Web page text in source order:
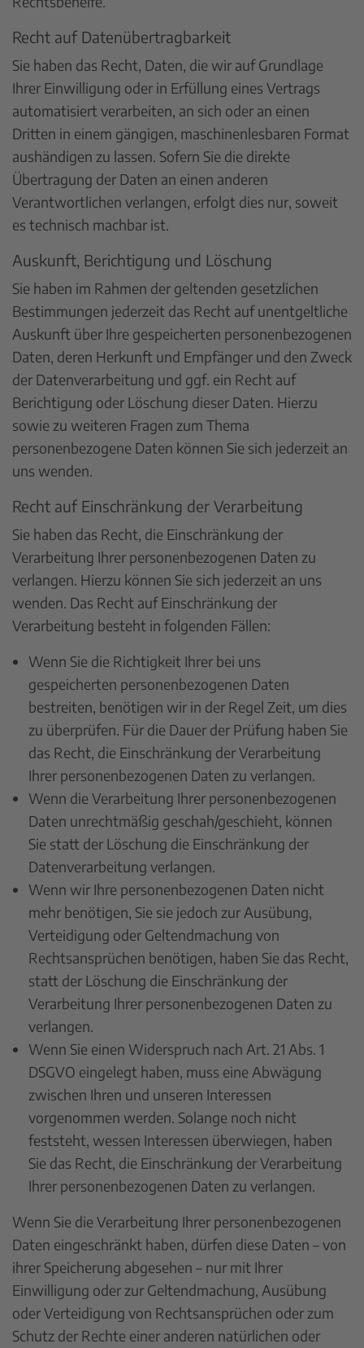
Recht auf Daten­übertrag­barkeit
Sie haben das Recht, Daten, die wir auf Grundlage
Ihrer Einwilligung oder in Erfüllung eines Vertrags
automatisiert verarbeiten, an sich oder an einen
Dritten in einem gängigen, maschinenlesbaren Format
aushändigen zu lassen. Sofern Sie die direkte
Übertragung der Daten an einen anderen
Verantwortlichen verlangen, erfolgt dies nur, soweit
es technisch machbar ist.
Auskunft, Berichtigung und Löschung
Sie haben im Rahmen der geltenden gesetzlichen
Bestimmungen jederzeit das Recht auf unentgeltliche
Auskunft über Ihre gespeicherten personenbezogenen
Daten, deren Herkunft und Empfänger und den Zweck
der Datenverarbeitung und ggf. ein Recht auf
Berichtigung oder Löschung dieser Daten. Hierzu
sowie zu weiteren Fragen zum Thema
personenbezogene Daten können Sie sich jederzeit an
uns wenden.
Recht auf Einschränkung der Verarbeitung
Sie haben das Recht, die Einschränkung der
Verarbeitung Ihrer personenbezogenen Daten zu
verlangen. Hierzu können Sie sich jederzeit an uns
wenden. Das Recht auf Einschränkung der
Verarbeitung besteht in folgenden Fällen:
Wenn Sie die Richtigkeit Ihrer bei uns
gespeicherten personenbezogenen Daten
bestreiten, benötigen wir in der Regel Zeit, um dies
zu überprüfen. Für die Dauer der Prüfung haben Sie
das Recht, die Einschränkung der Verarbeitung
Ihrer personenbezogenen Daten zu verlangen.
Wenn die Verarbeitung Ihrer personenbezogenen
Daten unrechtmäßig geschah/geschieht, können
Sie statt der Löschung die Einschränkung der
Datenverarbeitung verlangen.
Wenn wir Ihre personenbezogenen Daten nicht
mehr benötigen, Sie sie jedoch zur Ausübung,
Verteidigung oder Geltendmachung von
Rechtsansprüchen benötigen, haben Sie das Recht,
statt der Löschung die Einschränkung der
Verarbeitung Ihrer personenbezogenen Daten zu
verlangen.
Wenn Sie einen Widerspruch nach Art. 21 Abs. 1
DSGVO eingelegt haben, muss eine Abwägung
zwischen Ihren und unseren Interessen
vorgenommen werden. Solange noch nicht
feststeht, wessen Interessen überwiegen, haben
Sie das Recht, die Einschränkung der Verarbeitung
Ihrer personenbezogenen Daten zu verlangen.
Wenn Sie die Verarbeitung Ihrer personenbezogenen
Daten eingeschränkt haben, dürfen diese Daten – von
ihrer Speicherung abgesehen – nur mit Ihrer
Einwilligung oder zur Geltendmachung, Ausübung
oder Verteidigung von Rechtsansprüchen oder zum
Schutz der Rechte einer anderen natürlichen oder